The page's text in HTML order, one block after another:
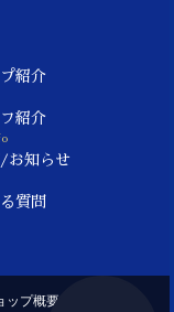
紹介
紹介
お知らせ
質問
ップ概要